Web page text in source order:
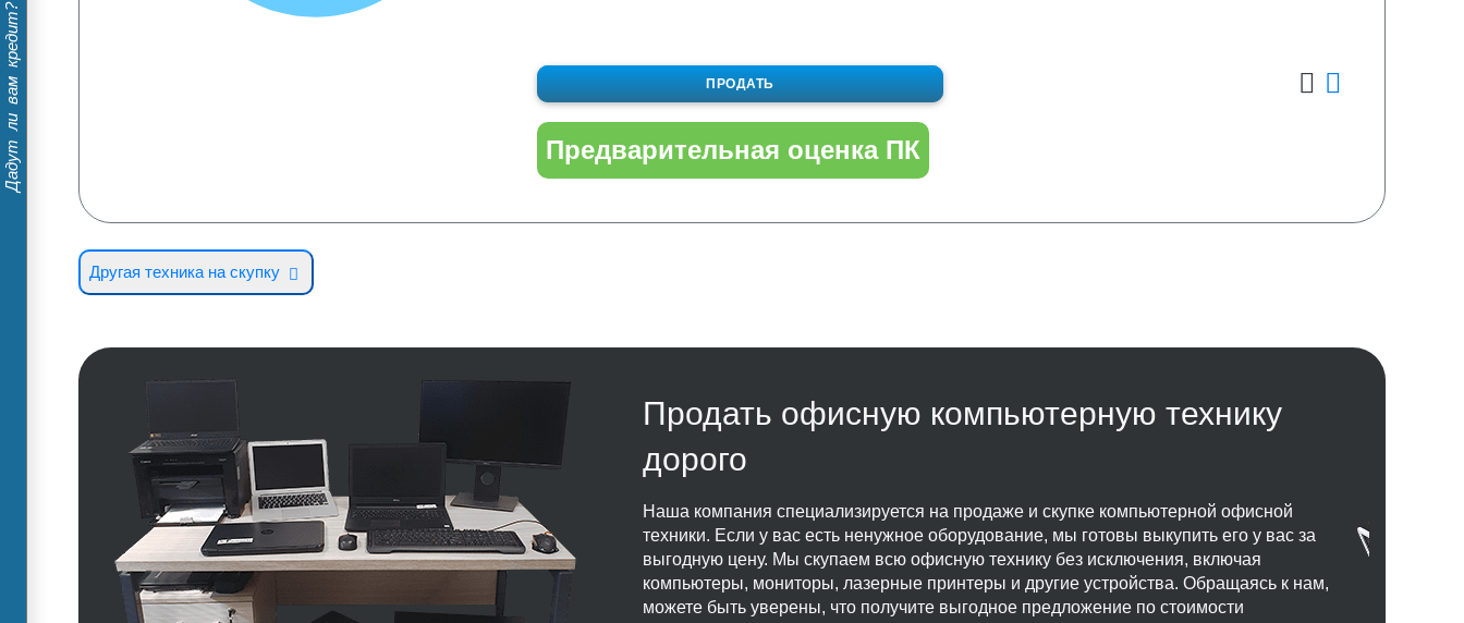
Дадут ли вам кредит? ПРОДАТЬ
Предварительная оценка ПК
Другая техника на скупку
Продать офисную компьютерную технику
дорого
Наша компания специализируется на продаже и скупке компьютерной офисной
техники. Если у вас есть ненужное оборудование, мы готовы выкупить его у вас за
выгодную цену. Мы скупаем всю офисную технику без исключения, включая
компьютеры, мониторы, лазерные принтеры и другие устройства. Обращаясь к нам,
можете быть уверены, что получите выгодное предложение по стоимости